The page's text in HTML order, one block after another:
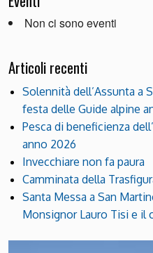
Non ci sono eventi
Articoli recenti
Solennità dell’Assunta a
festa delle Guide alpine
Pesca di beneficienza
anno 2026
Invecchiare non fa paura
Camminata della
Santa Messa a San
Monsignor Lauro Tisi e il